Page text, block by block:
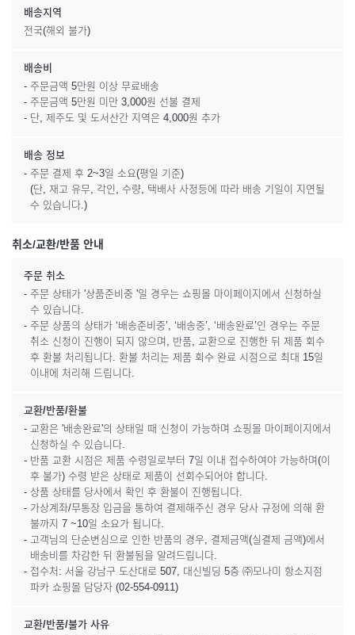
배송지역
전국(해외 불가)
배송비
- 주문금액 5만원 이상 무료배송
- 주문금액 5만원 미만 3,000원 선불 결제
- 단, 제주도 및 도서산간 지역은 4,000원 추가
배송 정보
- 주문 결제 후 2~3일 소요(평일 기준)
(단, 재고 유무, 각인, 수량, 택배사 사정등에 따라 배송 기일이 지연될
수 있습니다.)
취소/교환/반품 안내
주문 취소
- 주문 상태가 '상품준비중 '일 경우는 쇼핑몰 마이페이지에서 신청하실
수 있습니다.
- 주문 상품의 상태가 ‘배송준비중’, ‘배송중’, ‘배송완료’인 경우는 주문
취소 신청이 진행이 되지 않으며, 반품, 교환으로 진행한 뒤 제품 회수
후 환불 처리됩니다. 환불 처리는 제품 회수 완료 시점으로 최대 15일
이내에 처리해 드립니다.
교환/반품/환불
- 교환은 '배송완료'의 상태일 때 신청이 가능하며 쇼핑몰 마이페이지에서
신청하실 수 있습니다.
- 반품 교환 시점은 제품 수령일로부터 7일 이내 접수하여야 가능하며(이
후 불가) 수령 받은 상태로 제품이 선회수되어야 합니다.
- 상품 상태를 당사에서 확인 후 환불이 진행됩니다.
- 가상계좌/무통장 입금을 통하여 결제해주신 경우 당사 규정에 의해 환
불까지 7 ~10일 소요가 됩니다.
- 고객님의 단순변심으로 인한 반품의 경우, 결제금액(실결제 금액)에서
배송비를 차감한 뒤 환불됨을 알려드립니다.
- 접수처: 서울 강남구 도산대로 507, 대신빌딩 5층 ㈜모나미 항소지점
파카 쇼핑몰 담당자 (02-554-0911)
교환/반품/불가 사유